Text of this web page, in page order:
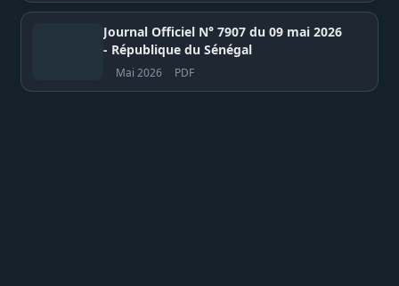
Journal Officiel N° 7907 du 09 mai 2026
- République du Sénégal
Mai 2026 PDF